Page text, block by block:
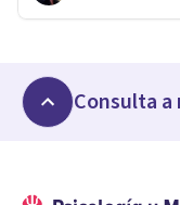
Consulta